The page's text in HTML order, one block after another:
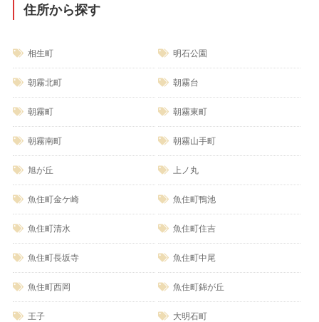
住所から探す
相生町 明石公園
朝霧北町 朝霧台
朝霧町 朝霧東町
朝霧南町 朝霧山手町
旭が丘 上ノ丸
魚住町金ケ崎 魚住町鴨池
魚住町清水 魚住町住吉
魚住町長坂寺 魚住町中尾
魚住町西岡 魚住町錦が丘
王子 大明石町